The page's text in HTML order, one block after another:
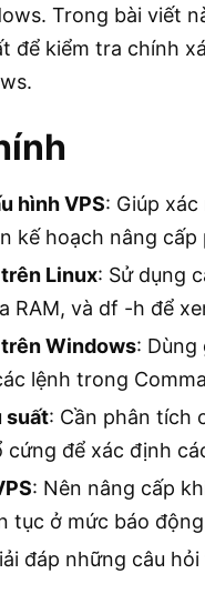
Trong bài viết
để kiểm tra chính
hình VPS: Giúp
kế hoạch nâng cấp
Linux: Sử dụng
RAM, và df -h để
Windows: Dùng
lệnh trong
suất: Cần phân tích
cứng để xác định
: Nên nâng cấp
tục ở mức báo
đáp những câu